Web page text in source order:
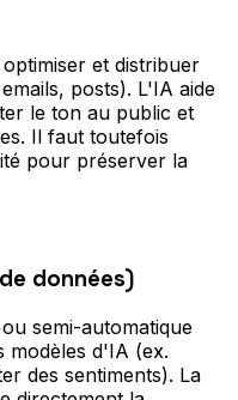
et distribuer
posts). L'IA aide
le ton au public et
Il faut toutefois
pour préserver la
données)
semi-automatique
modèles d'IA (ex.
des sentiments). La